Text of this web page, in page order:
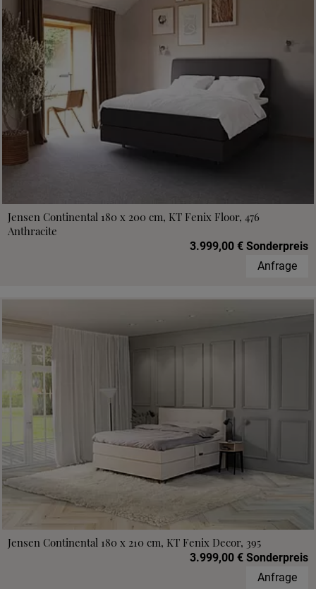
Jensen Continental 180 x 200 cm, KT Fenix Floor, 476
Anthracite
3.999,00 € Sonderpreis
Anfrage
Jensen Continental 180 x 210 cm, KT Fenix Decor, 395
3.999,00 € Sonderpreis
Anfrage